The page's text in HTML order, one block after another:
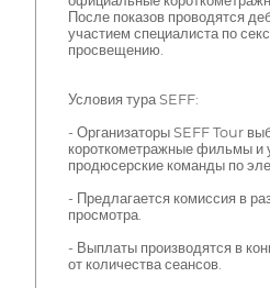
После показов проводятся
участием специалиста по
просвещению.
Условия тура SEFF:
- Организаторы SEFF Tour
короткометражные фильмы и
продюсерские команды по
- Предлагается комиссия в
просмотра.
- Выплаты производятся в
от количества сеансов.